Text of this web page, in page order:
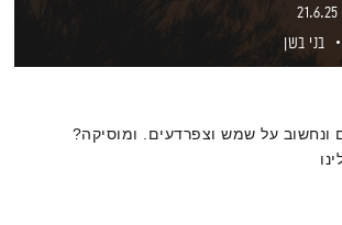
בני בשן
ונחשוב על שמש וצפרדעים. ומוסיקה?